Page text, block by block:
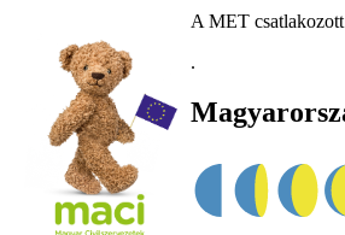
A MET
.